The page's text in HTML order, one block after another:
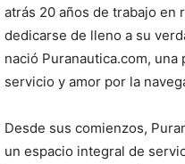
atrás 20 años de trabajo en
dedicarse de lleno a su
nació Puranautica.com,
servicio y amor por la
Desde sus comienzos,
un espacio integral de